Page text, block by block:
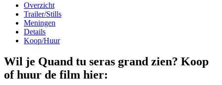
Overzicht
Trailer/Stills
Meningen
Details
Koop/Huur
Wil je Quand tu seras grand zien? Koop
of huur de film hier: